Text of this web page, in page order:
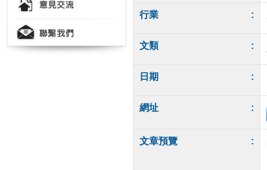
行業 :
文類 :
日期 :
網址 :
文章預覽 :